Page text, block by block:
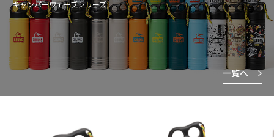
キャンパーウェーブシリーズ
一覧へ